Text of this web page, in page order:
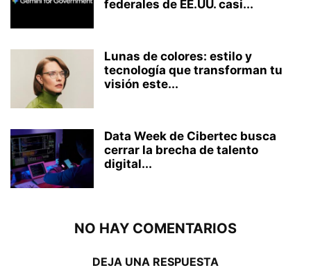
federales de EE.UU. casi...
Lunas de colores: estilo y
tecnología que transforman tu
visión este...
Data Week de Cibertec busca
cerrar la brecha de talento
digital...
NO HAY COMENTARIOS
DEJA UNA RESPUESTA